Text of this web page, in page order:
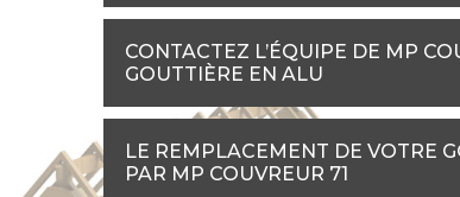
CONTACTEZ L’ÉQUIPE DE MP
GOUTTIÈRE EN ALU
LE REMPLACEMENT DE VOTRE
PAR MP COUVREUR 71